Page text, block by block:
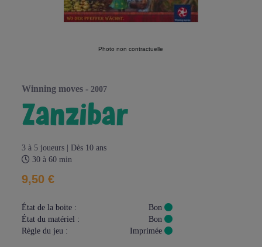
Photo non contractuelle
winning moves - 2007
zanzibar
3 à 5 joueurs | Dès 10 ans
30 à 60 min
9,50 €
État de la boite :
État du matériel :
Règle du jeu :
Bon
Bon
Imprimée